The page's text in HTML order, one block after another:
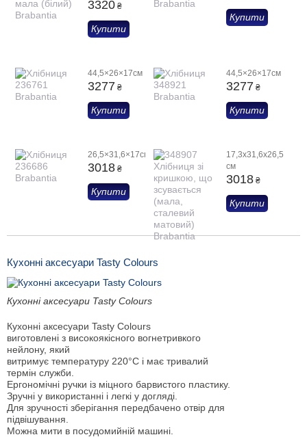
3320 ₴
Купити
Купити
44,5×26×17см
3277 ₴
Купити
44,5×26×17см
3277 ₴
Купити
26,5×31,6×17см
3018 ₴
Купити
17,3х31,6х26,5
см
3018 ₴
Купити
Кухонні аксесуари Tasty Colours
Кухонні аксесуари Tasty Colours
Кухонні аксесуари Tasty Colours
виготовлені з високоякісного вогнетривкого
нейлону, який
витримує температуру 220°C і має тривалий
термін служби.
Ергономічні ручки із міцного барвистого пластику.
Зручні у використанні і легкі у догляді.
Для зручності зберігання передбачено отвір для
підвішування.
Можна мити в посудомийній машині.